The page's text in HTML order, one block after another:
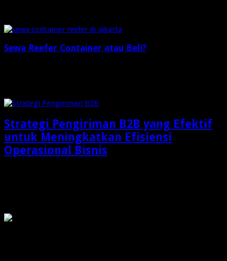
Sewa Reefer Container atau Beli?
Strategi Pengiriman B2B yang Efektif
untuk Meningkatkan Efisiensi
Operasional Bisnis